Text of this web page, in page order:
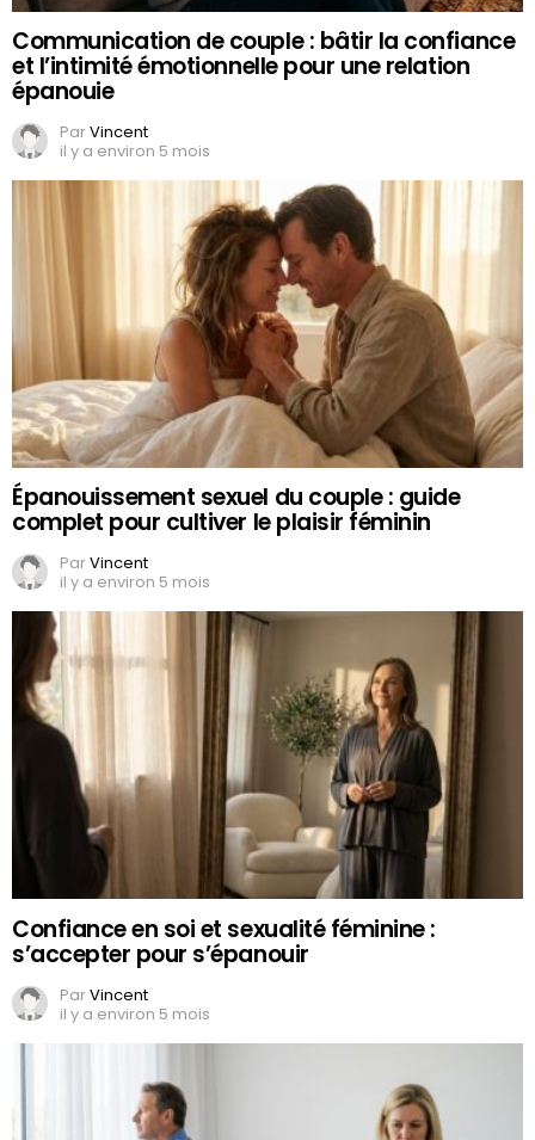
Communication de couple : bâtir la confiance
et l’intimité émotionnelle pour une relation
épanouie
ParVincent
il y a environ 5 mois
Épanouissement sexuel du couple : guide
complet pour cultiver le plaisir féminin
ParVincent
il y a environ 5 mois
Confiance en soi et sexualité féminine :
s’accepter pour s’épanouir
ParVincent
il y a environ 5 mois